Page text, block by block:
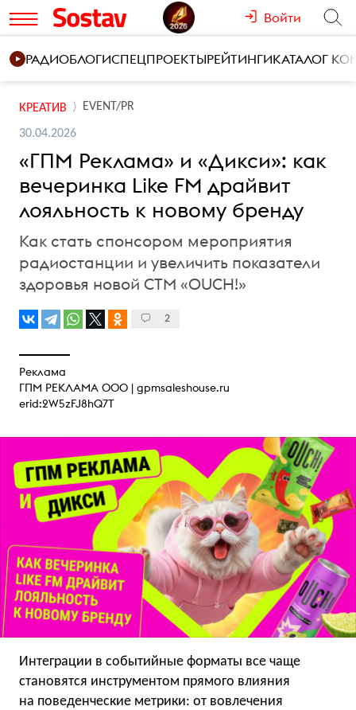
Войти
РАДИОБЛОГИСПЕЦПРОЕКТЫРЕЙТИНГИКАТАЛОГ
КРЕАТИВ EVENT/PR
30.04.2026
«ГПМ Реклама» и «Дикси»: как
вечеринка Like FM драйвит
лояльность к новому бренду
Как стать спонсором мероприятия
радиостанции и увеличить показатели
здоровья новой CTM «OUCH!»
2
Реклама
ГПМ РЕКЛАМА ООО | gpmsaleshouse.ru
erid:2W5zFJ8hQ7T
Интеграции в событийные форматы все чаще
становятся инструментом прямого влияния
на поведенческие метрики: от вовлечения